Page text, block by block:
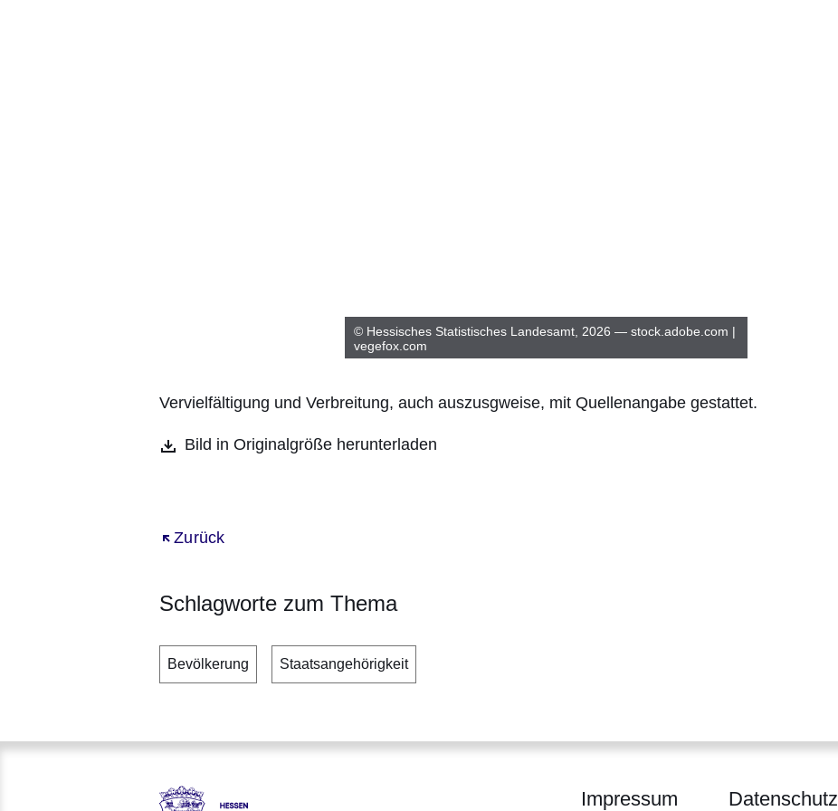
© Hessisches Statistisches Landesamt, 2026 — stock.adobe.com |
vegefox.com
Vervielfältigung und Verbreitung, auch auszusgweise, mit Quellenangabe gestattet.
Bild in Originalgröße herunterladen
Zurück
Öffnet sich in einem neuen Fenster
Schlagworte zum Thema
Bevölkerung Staatsangehörigkeit
Impressum Datenschutz